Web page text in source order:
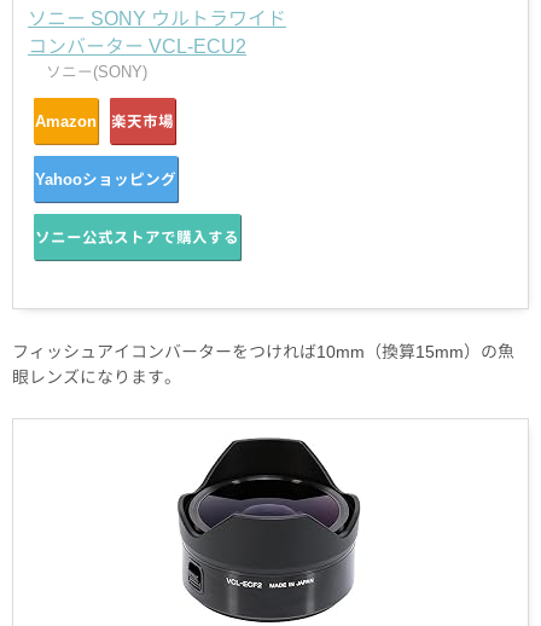
ソニー SONY ウルトラワイド
コンバーター VCL-ECU2
ソニー(SONY)
Amazon 楽天市場
Yahooショッピング
ソニー公式ストアで購入する
フィッシュアイコンバーターをつければ10mm（換算15mm）の魚
眼レンズになります。